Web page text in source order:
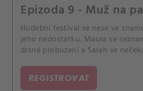
Epizoda 9 - Muž na
Hudební festival se nese ve
jeho nedostatku. Maura se
drsné probuzení a Sarah se
REGISTROVAT